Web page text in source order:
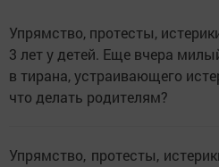
Упрямство, протесты,
3 лет у детей. Еще вчера
в тирана, устраивающего
что делать родителям?
Упрямство, протесты,